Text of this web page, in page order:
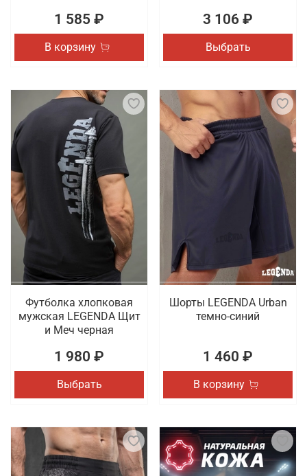
1 585 ₽
В корзину
3 106 ₽
Выбрать
Футболка хлопковая
мужская LEGENDA Щит
и Меч черная
1 980 ₽
Выбрать
Шорты LEGENDA Urban
темно-синий
1 460 ₽
В корзину